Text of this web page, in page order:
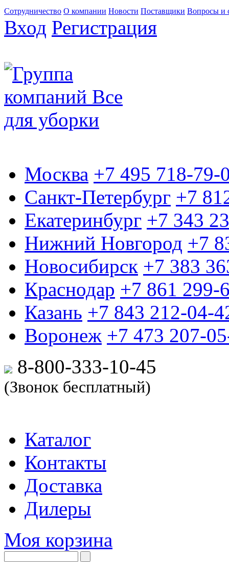
Сотрудничество О компании Новости Поставщики Вопросы и
Вход Регистрация
Москва +7 495 718-79-
Санкт-Петербург +7
Екатеринбург +7 343
Нижний Новгород +7
Новосибирск +7 383
Краснодар +7 861 299-
Казань +7 843 212-04-
Воронеж +7 473 207-
8-800-333-10-45
(Звонок бесплатный)
Каталог
Контакты
Доставка
Дилеры
Моя корзина